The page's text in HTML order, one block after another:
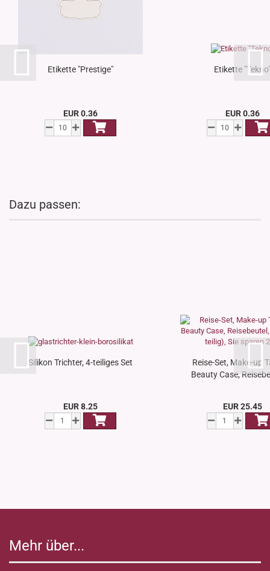
Etikette "Prestige"
EUR 0.36
Etikette
EUR 0.36
Dazu passen:
Silikon Trichter, 4-teiliges Set
EUR 8.25
Reise-Set, Make-up
Beauty Case,
EUR 25.45
Mehr über...